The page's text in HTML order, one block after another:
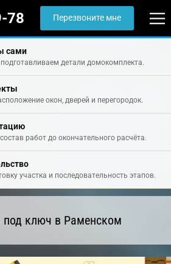
78 Перезвоните мне
сами
детали домокомплекта.
окон, дверей и перегородок.
работ до окончательного расчёта.
участка и последовательность этапов.
ключ в Раменском